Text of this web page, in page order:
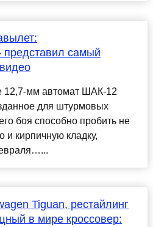
представил самый
мм автомат ШАК-12
для штурмовых
боя способно пробить не
и кирпичную кладку,
Tiguan, рестайлинг
в мире кроссовер: